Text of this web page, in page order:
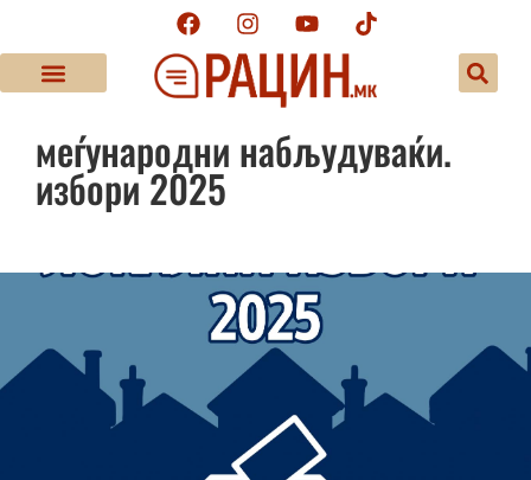
меѓународни набљудуваќи.
избори 2025